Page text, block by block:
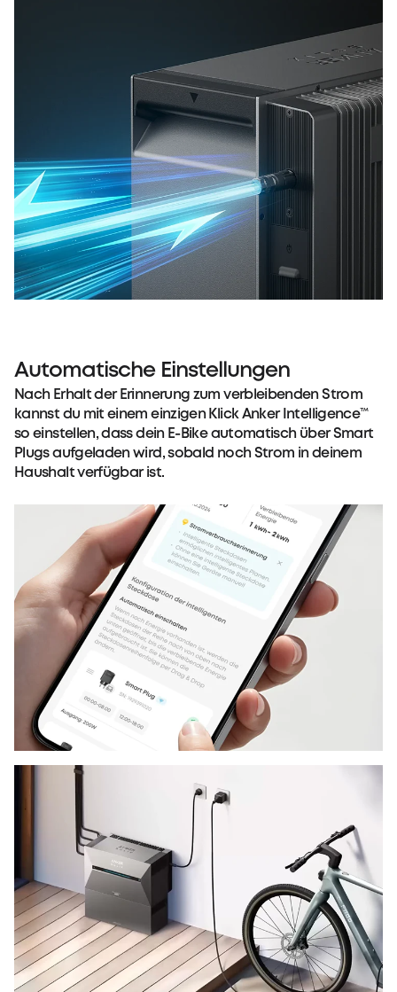
Automatische Einstellungen
Nach Erhalt der Erinnerung zum verbleibenden Strom
kannst du mit einem einzigen Klick Anker Intelligence™
so einstellen, dass dein E-Bike automatisch über Smart
Plugs aufgeladen wird, sobald noch Strom in deinem
Haushalt verfügbar ist.